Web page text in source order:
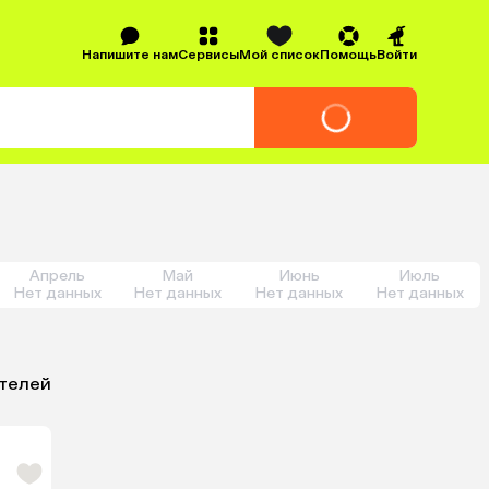
Напишите намСервисыМой списокПомощьВойти
Апрель
Нет данных
Май
Нет данных
Июнь
Нет данных
Июль
Нет данных